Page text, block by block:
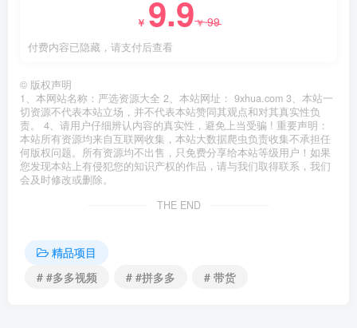
￥ 9.9￥99
付费内容已隐藏，请支付后查看
© 版权声明
1、本网站名称：严选资源大全 2、本站网址： 9xhua.com 3、本站一
切资源不代表本站立场，并不代表本站赞同其观点和对其真实性负
责。 4、请用户仔细辨认内容的真实性，避免上当受骗 ! 重要声明：
本站所有资源均来自互联网收集，本站大数据爬虫负责收集不承担任
何版权问题。所有资源均不出售，只免费分享给本站等级用户！如果
您发现本站上有侵犯您的知识产权的作品，请与我们取得联系，我们
会及时修改或删除。
THE END
精品项目
# #多多视频
# #拼多多 # 带货